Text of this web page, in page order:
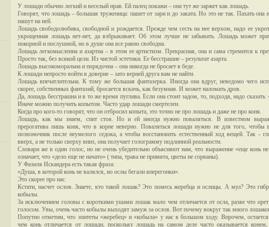
У лошади обычно легкий и веселый нрав. Ей палец покажи – она тут же заржет как лошадь.
Говорят, что лошадь – большая труженица: пашет от зари и до заката. Но это не так. Пахать она
пашут на ней.
Лошадь свободолюбива, свободной и рождается. Прежде чем сесть на нее верхом, надо ее
укрощенная лошадь нет-нет, да взбрыкивает. Об этом лучше не забывать. Лошадь может
покорной и послушной, но в душе она все равно свободна.
Лошадь легкомысленна и азартна – в этом ее артистизм. Прекрасная, она и сама стремится к
Просто так, без всякой цели. Из чистой эстетики. Ее бесстрашие – результат азарта.
Лошадь высокоморальна и порядочна – она никогда не бросает в беде.
К лошади непросто войти в доверие – зато верней друга вам не найти.
Лошадь впечатлительна. К тому же большая фантазерка. Иногда она вдруг, неведомо чего
скорее, собственных фантазий, бросается вскачь, как безумная. И может наломать дров.
Да, лошадь бесстрашна и в то же время пуглива. Если она стоит задом, то, подходя, надо
Иначе можно получить копытом. Часто удар лошади смертелен.
Когда про кого-то говорят, что он отбросил копыта, это точно не про лошадь и даже не про коня.
Лошадь, как мы знаем, спит стоя. Но и ей иногда нужно поваляться. В известном
прерогатива лишь коня, что в корне неверно. Поваляться лошади нужно не для того, чтобы
позвоночник после неумелого седока, а чтобы восстановить естественный ход вещей. Так -
вверх, а не только сверху вниз, она получает голограмму подлинной реальности.
Словари же в один голос, но не очень убедительно объясняют нам, что выражение «еще конь
означает, что «дело еще не начато» ( типа, трава не примята, цветы не сорваны).
У Фазиля Искандера есть такая фраза:
«Душа, в которой конь не валялся, но ослы бегали вперегонки».
Это скорее про нас.
Кстати, насчет ослов. Знаете, кто такой лошак? Это помесь жеребца и ослицы. А мул? Это
кобылы.
За исключением головы с короткими ушами лошак мало чем отличается от осла, разве что
голосом. Увы, очень часто кобылы выходят замуж за ослов. Вот почему вокруг так много
Попутно отметим, что эпитеты «жеребец» и «кобыла» у нас в большом ходу. Впрочем, остается
чем конь отличается от лошади, поскольку лошадь на самом деле часто оказывается